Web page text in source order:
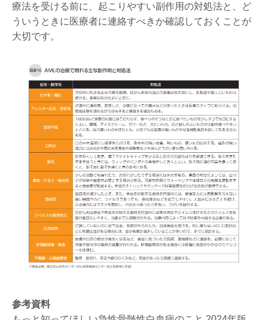
療法を受ける前に、起こりやすい副作用の対処法と、ど
ういうときに医療者に連絡すべきか確認しておくことが
大切です。
参考資料